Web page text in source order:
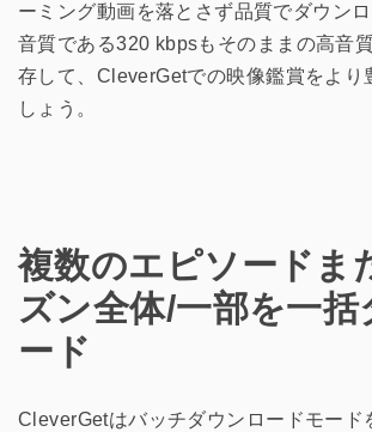
ーミング動画を落とさず品質でダウン
音質である320 kbpsもそのままの高音
存して、CleverGetでの映像鑑賞をより
しょう。
複数のエピソードま
ズン全体/一部を一括
ード
CleverGetはバッチダウンロードモード